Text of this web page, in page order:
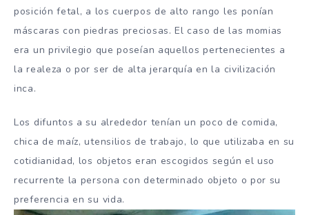
posición fetal, a los cuerpos de alto rango les ponían
máscaras con piedras preciosas. El caso de las momias
era un privilegio que poseían aquellos pertenecientes a
la realeza o por ser de alta jerarquía en la civilización
inca.
Los difuntos a su alrededor tenían un poco de comida,
chica de maíz, utensilios de trabajo, lo que utilizaba en su
cotidianidad, los objetos eran escogidos según el uso
recurrente la persona con determinado objeto o por su
preferencia en su vida.